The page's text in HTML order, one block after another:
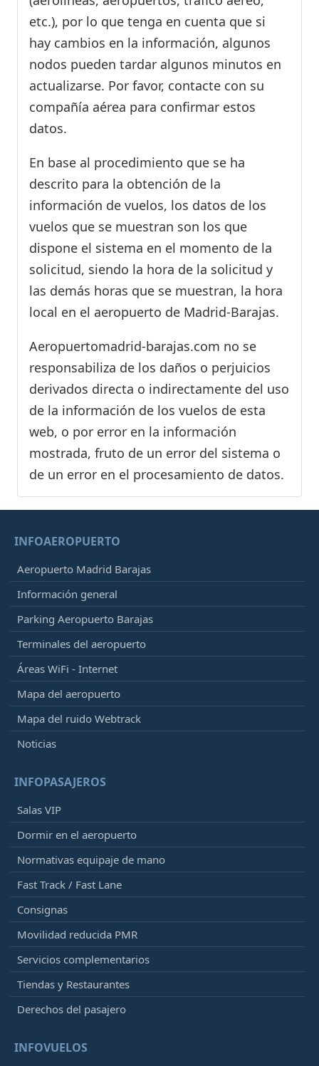
etc.), por lo que tenga en cuenta que si
hay cambios en la información, algunos
nodos pueden tardar algunos minutos en
actualizarse. Por favor, contacte con su
compañía aérea para confirmar estos
datos.
En base al procedimiento que se ha
descrito para la obtención de la
información de vuelos, los datos de los
vuelos que se muestran son los que
dispone el sistema en el momento de la
solicitud, siendo la hora de la solicitud y
las demás horas que se muestran, la hora
local en el aeropuerto de Madrid-Barajas.
Aeropuertomadrid-barajas.com no se
responsabiliza de los daños o perjuicios
derivados directa o indirectamente del uso
de la información de los vuelos de esta
web, o por error en la información
mostrada, fruto de un error del sistema o
de un error en el procesamiento de datos.
INFOAEROPUERTO
Aeropuerto Madrid Barajas
Información general
Parking Aeropuerto Barajas
Terminales del aeropuerto
Áreas WiFi - Internet
Mapa del aeropuerto
Mapa del ruido Webtrack
Noticias
INFOPASAJEROS
Salas VIP
Dormir en el aeropuerto
Normativas equipaje de mano
Fast Track / Fast Lane
Consignas
Movilidad reducida PMR
Servicios complementarios
Tiendas y Restaurantes
Derechos del pasajero
INFOVUELOS